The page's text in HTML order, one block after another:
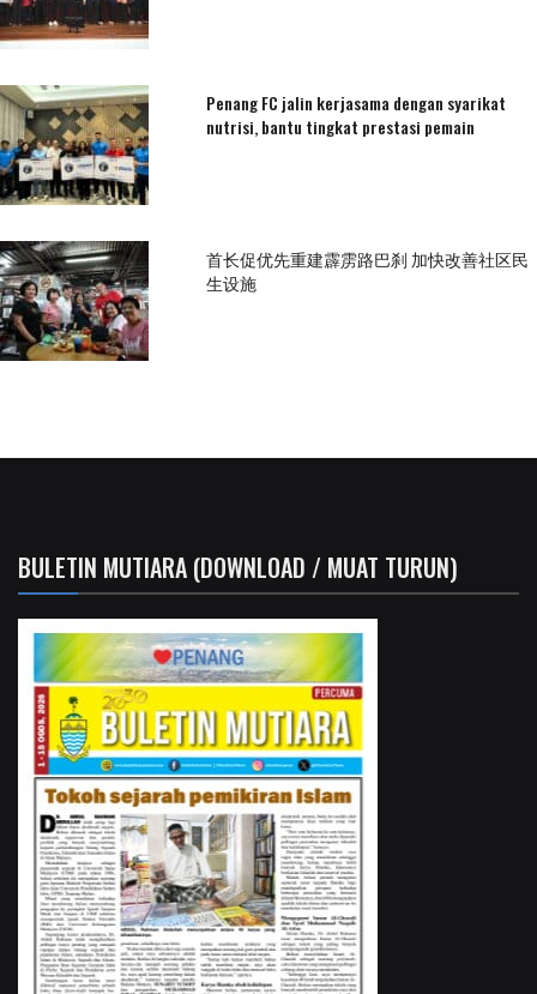
Penang FC jalin kerjasama dengan syarikat
nutrisi, bantu tingkat prestasi pemain
首长促优先重建霹雳路巴刹 加快改善社区民
生设施
BULETIN MUTIARA (DOWNLOAD / MUAT TURUN)